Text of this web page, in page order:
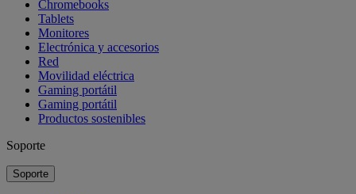
Chromebooks
Tablets
Monitores
Electrónica y accesorios
Red
Movilidad eléctrica
Gaming portátil
Gaming portátil
Productos sostenibles
Soporte
Soporte